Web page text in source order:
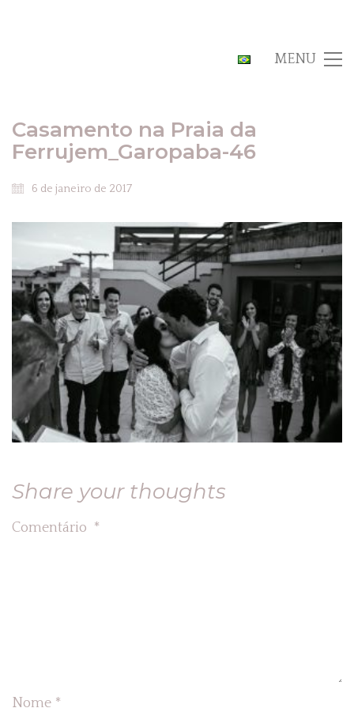
MENU
Casamento na Praia da
Ferrujem_Garopaba-46
6 de janeiro de 2017
Share your thoughts
Comentário *
Nome *